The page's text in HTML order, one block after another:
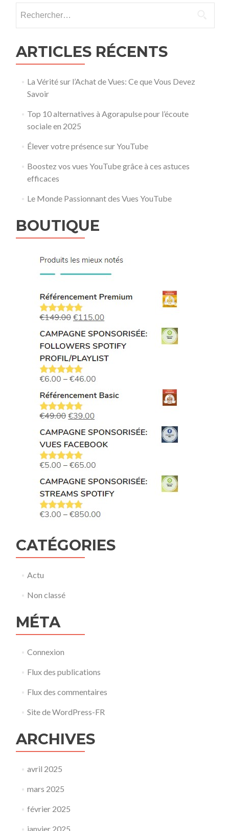
ARTICLES RÉCENTS
La Vérité sur l’Achat de Vues: Ce que Vous Devez
Savoir
Top 10 alternatives à Agorapulse pour l’écoute
sociale en 2025
Élever votre présence sur YouTube
Boostez vos vues YouTube grâce à ces astuces
efficaces
Le Monde Passionnant des Vues YouTube
BOUTIQUE
CATÉGORIES
Actu
Non classé
MÉTA
Connexion
Flux des publications
Flux des commentaires
Site de WordPress-FR
ARCHIVES
avril 2025
mars 2025
février 2025
janvier 2025